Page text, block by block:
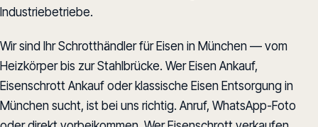
Industriebetriebe.
Wir sind Ihr Schrotthändler für Eisen in München — vom
Heizkörper bis zur Stahlbrücke. Wer Eisen Ankauf,
Eisenschrott Ankauf oder klassische Eisen Entsorgung in
München sucht, ist bei uns richtig. Anruf, WhatsApp-Foto